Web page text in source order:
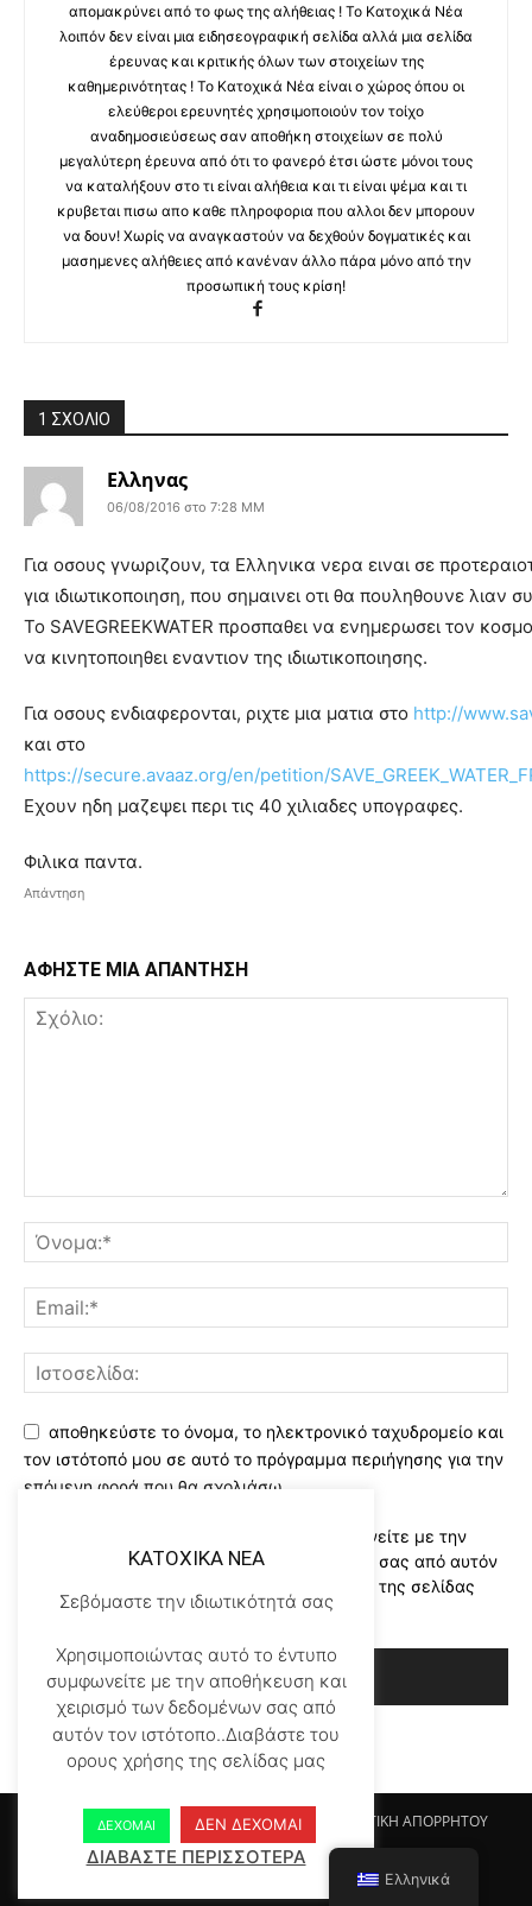
απομακρύνει από το φως της αλήθειας ! Το Κατοχικά Νέα
λοιπόν δεν είναι μια ειδησεογραφική σελίδα αλλά μια σελίδα
έρευνας και κριτικής όλων των στοιχείων της
καθημερινότητας ! Το Κατοχικά Νέα είναι ο χώρος όπου οι
ελεύθεροι ερευνητές χρησιμοποιούν τον τοίχο
αναδημοσιεύσεως σαν αποθήκη στοιχείων σε πολύ
μεγαλύτερη έρευνα από ότι το φανερό έτσι ώστε μόνοι τους
να καταλήξουν στο τι είναι αλήθεια και τι είναι ψέμα και τι
κρυβεται πισω απο καθε πληροφορια που αλλοι δεν μπορουν
να δουν! Χωρίς να αναγκαστούν να δεχθούν δογματικές και
μασημενες αλήθειες από κανέναν άλλο πάρα μόνο από την
προσωπική τους κρίση!
1 ΣΧΟΛΙΟ
Ελληνας
06/08/2016 στο 7:28 ΜΜ
Για οσους γνωριζουν, τα Ελληνικα νερα ειναι σε
για ιδιωτικοποιηση, που σημαινει οτι θα πουληθουνε λιαν
Το SAVEGREEKWATER προσπαθει να ενημερωσει τον
να κινητοποιηθει εναντιον της ιδιωτικοποιησης.
Για οσους ενδιαφερονται, ριχτε μια ματια στο http://
και στο
https://secure.avaaz.org/en/petition/
Εχουν ηδη μαζεψει περι τις 40 χιλιαδες υπογραφες.
Φιλικα παντα.
Απάντηση
ΑΦΗΣΤΕ ΜΙΑ ΑΠΑΝΤΗΣΗ
αποθηκεύστε το όνομα, το ηλεκτρονικό ταχυδρομείο και
τον ιστότοπό μου σε αυτό το πρόγραμμα περιήγησης για την
επόμενη φορά που θα σχολιάσω.
Χρησιμοποιώντας αυτό το έντυπο συμφωνείτε με την
αποθήκευση και χειρισμό των δεδομένων σας από αυτόν
τον ιστότοπο..Διαβάστε του ορους χρήσης της σελίδας
μας*
Αρχικη KATOHIKA NEA Login Register
ΠΟΛΙΤΙΚΗ ΑΠΟΡΡΗΤΟΥ
ΟΡΟΙ ΧΡΗΣΗΣ
ΕΠΙΚΟΙΝΩΝΙΑ
© Newspaper WordPress Theme by TagDiv
KATOXIKA NEA
Σεβόμαστε την ιδιωτικότητά σας
Χρησιμοποιώντας αυτό το έντυπο
συμφωνείτε με την αποθήκευση και
χειρισμό των δεδομένων σας από
αυτόν τον ιστότοπο..Διαβάστε του
ορους χρήσης της σελίδας μας
ΔΕΧΟΜΑΙ ΔΕΝ ΔΕΧΟΜΑΙ
ΔΙΑΒΑΣΤΕ ΠΕΡΙΣΣΟΤΕΡΑ
Ελληνικά